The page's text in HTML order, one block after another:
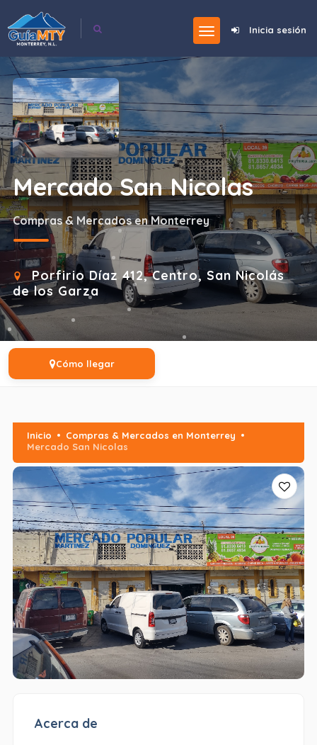
Inicia sesión
Mercado San Nicolas
Compras & Mercados en Monterrey
Porfirio Díaz 412, Centro, San Nicolás
de los Garza
Cómo llegar
Inicio
Compras & Mercados en Monterrey
Mercado San Nicolas
Acerca de